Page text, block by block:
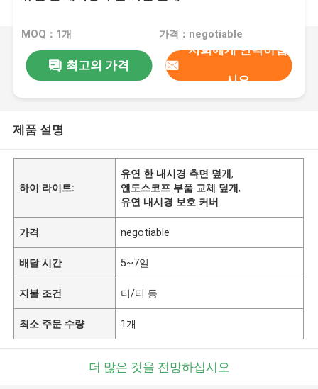
MOQ：1개 가격：negotiable
최고의 가격
저희에게 연락하십
시오
제품 설명
하이 라이트:
유연 한 내시경 측면 덮개,
엔도스코프 부품 교체 덮개,
유연 내시경 보호 커버
가격 negotiable
배달 시간 5~7일
지불 조건 티/티 등
최소 주문 수량 1개
더 많은 것을 전망하십시오